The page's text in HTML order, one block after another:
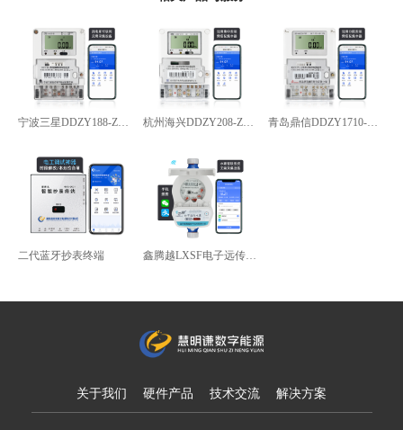
宁波三星DDZY188-Z型4G通讯智能电能表杭州海兴DDZY208-Z型RS485通讯智能电能表
青岛鼎信DDZY1710-Z型单
二代蓝牙抄表终端 鑫腾越LXSF电子远传智能水表
关于我们 硬件产品 技术交流 解决方案